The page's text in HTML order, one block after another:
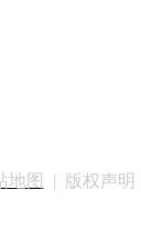
地图 | 版权声明